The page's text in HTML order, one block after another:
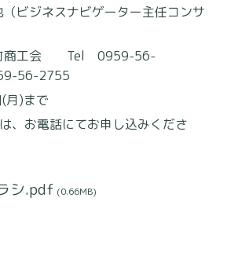
ジネスナビゲーター主任コンサ
商工会 Tel 0959-56-
56-2755
月)まで
、お電話にてお申し込みくださ
シ.pdf (0.66MB)